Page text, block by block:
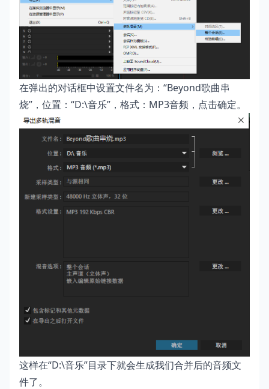
在弹出的对话框中设置文件名为：“Beyond歌曲串
烧”，位置：“D:\音乐”，格式：MP3音频，点击确定。
这样在“D:\音乐”目录下就会生成我们合并后的音频文
件了。